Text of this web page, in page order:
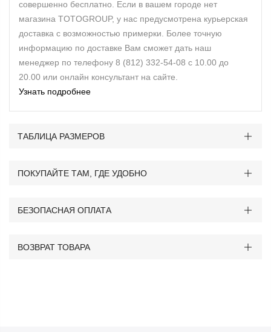
совершенно бесплатно. Если в вашем городе нет
магазина TOTOGROUP, у нас предусмотрена курьерская
доставка с возможностью примерки. Более точную
информацию по доставке Вам сможет дать наш
менеджер по телефону 8 (812) 332-54-08 с 10.00 до
20.00 или онлайн консультант на сайте.
Узнать подробнее
ТАБЛИЦА РАЗМЕРОВ
ПОКУПАЙТЕ ТАМ, ГДЕ УДОБНО
БЕЗОПАСНАЯ ОПЛАТА
ВОЗВРАТ ТОВАРА